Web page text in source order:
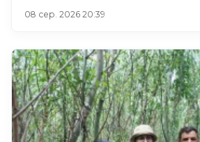
08 сер. 2026 20:39